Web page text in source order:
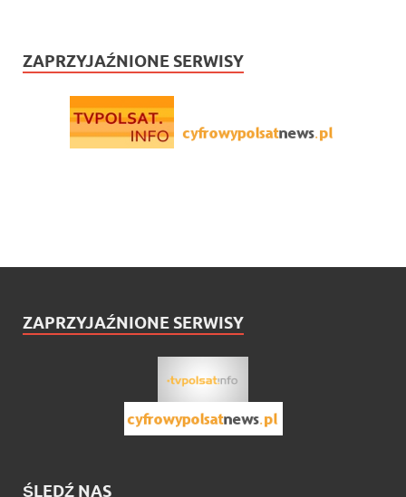
ZAPRZYJAŹNIONE SERWISY
ZAPRZYJAŹNIONE SERWISY
ŚLEDŹ NAS